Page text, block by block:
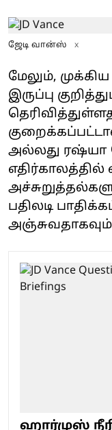
ஜேடி வான்ஸ் x
மேலும்,
இருப்பு
அல்லது ரஷ்யா
எதிர்காலத்தில்
பதிலடி
அஞ்சுவதாகவும்
ஹார்முஸ்